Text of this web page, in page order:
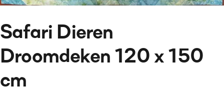
Safari Dieren
Droomdeken 120 x 150
cm